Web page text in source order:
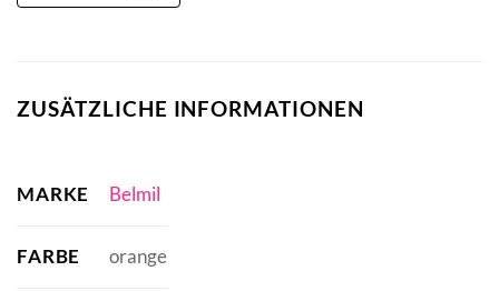
ZUSÄTZLICHE INFORMATIONEN
MARKE Belmil
FARBE orange